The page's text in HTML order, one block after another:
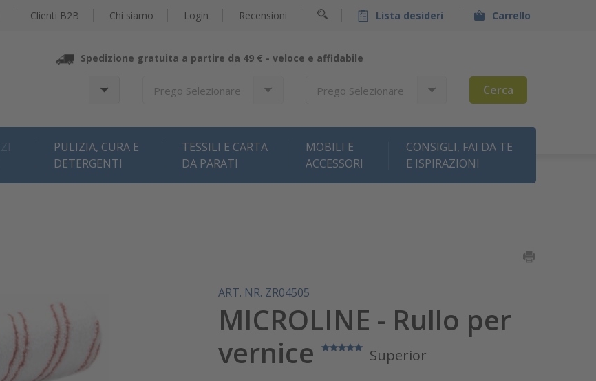
Clienti B2B Chi siamo Login Recensioni Lista desideri Carrello
Spedizione gratuita a partire da 49 € - veloce e affidabile
Prego Selezionare Prego Selezionare Cerca
PULIZIA, CURA E
DETERGENTI
TESSILI E CARTA
DA PARATI
MOBILI E
ACCESSORI
CONSIGLI, FAI DA TE
E ISPIRAZIONI
ART. NR. ZR04505
MICROLINE - Rullo per
vernice
Superior